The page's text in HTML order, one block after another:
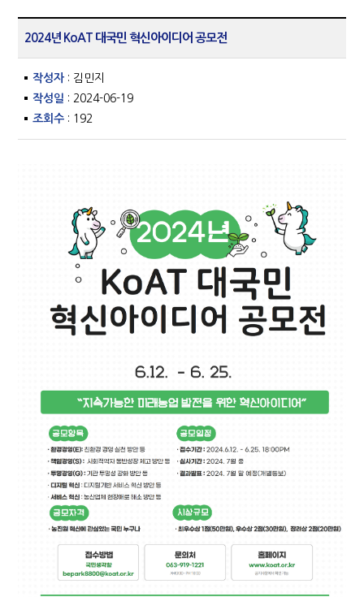
2024년 KoAT 대국민 혁신아이디어 공모전
작성자 : 김민지
작성일 : 2024-06-19
조회수 : 192